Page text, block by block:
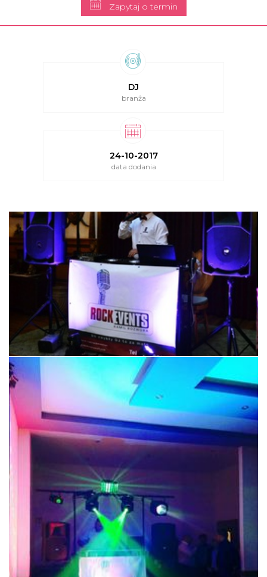
Zapytaj o termin
DJ
branża
24-10-2017
data dodania